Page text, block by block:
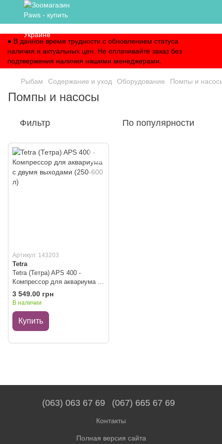
● В данное время трудности с обновлением статуса
наличия и актуальных цен. Не оплачивайте заказ без
подтвержения наличия нашими менеджерами.
Рыбам Содержание и уход Оборудование Помпы и
Помпы и насосы
Фильтр По популярности
Артикул: 143203
Tetra
Tetra (Тетра) APS 400 -
Компрессор для аквариума с
двумя выходами (250-600 л)
3 549.00 грн
В наличии
Купить
(063) 063 67 69 (067) 665 67 69
Контакты
Полная версия сайта